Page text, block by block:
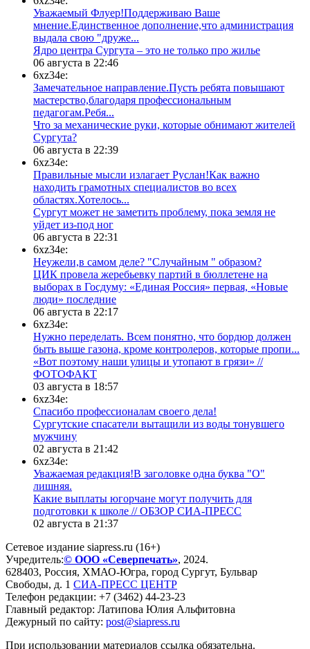
Уважаемый Флуер!Поддерживаю Ваше
мнение.Единственное дополнение,что администрация
выдала свою "друже...
​Ядро центра Сургута ‒ это не только про жилье
06 августа в 22:46
6xz34e:
Замечательное направление.Пусть ребята повышают
мастерство,благодаря профессиональным
педагогам.Ребя...
​Что за механические руки, которые обнимают жителей
Сургута?
06 августа в 22:39
6xz34e:
Правильные мысли излагает Руслан!Как важно
находить грамотных специалистов во всех
областях.Хотелось...
Сургут может не заметить проблему, пока земля не
уйдет из-под ног
06 августа в 22:31
6xz34e:
Неужели,в самом деле? "Случайным " образом?
ЦИК провела жеребьевку партий в бюллетене на
выборах в Госдуму: «Единая Россия» первая, «Новые
люди» последние
06 августа в 22:17
6xz34e:
Нужно переделать. Всем понятно, что бордюр должен
быть выше газона, кроме контролеров, которые пропи...
«Вот поэтому наши улицы и утопают в грязи» //
ФОТОФАКТ
03 августа в 18:57
6xz34e:
Спасибо профессионалам своего дела!
Сургутские спасатели вытащили из воды тонувшего
мужчину
02 августа в 21:42
6xz34e:
Уважаемая редакция!В заголовке одна буква "О"
лишняя.
Какие выплаты югорчане могут получить для
подготовки к школе // ОБЗОР СИА-ПРЕСС
02 августа в 21:37
Сетевое издание siapress.ru (16+)
Учредитель:© ООО «Северпечать», 2024.
628403, Россия, ХМАО-Югра, город Сургут, Бульвар
Свободы, д. 1 СИА-ПРЕСС ЦЕНТР
Телефон редакции: +7 (3462) 44-23-23
Главный редактор: Латипова Юлия Альфитовна
Дежурный по сайту: post@siapress.ru
При использовании материалов ссылка обязательна.